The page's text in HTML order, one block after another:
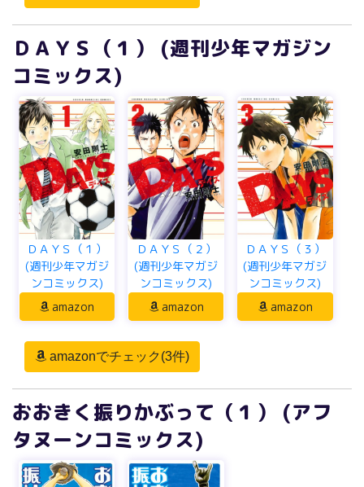
ＤＡＹＳ（１） (週刊少年マガジン
コミックス)
ＤＡＹＳ（１）
(週刊少年マガジ
ンコミックス)
amazon
ＤＡＹＳ（２）
(週刊少年マガジ
ンコミックス)
amazon
ＤＡＹＳ（３）
(週刊少年マガジ
ンコミックス)
amazon
amazonでチェック(3件)
おおきく振りかぶって（１） (アフ
タヌーンコミックス)